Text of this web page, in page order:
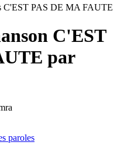
C'EST PAS DE MA FAUTE
C'EST
par
paroles